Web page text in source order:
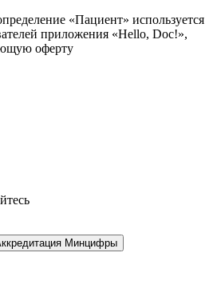
«Пациент» используется
приложения «Hello, Doc!»,
оферту
Минцифры